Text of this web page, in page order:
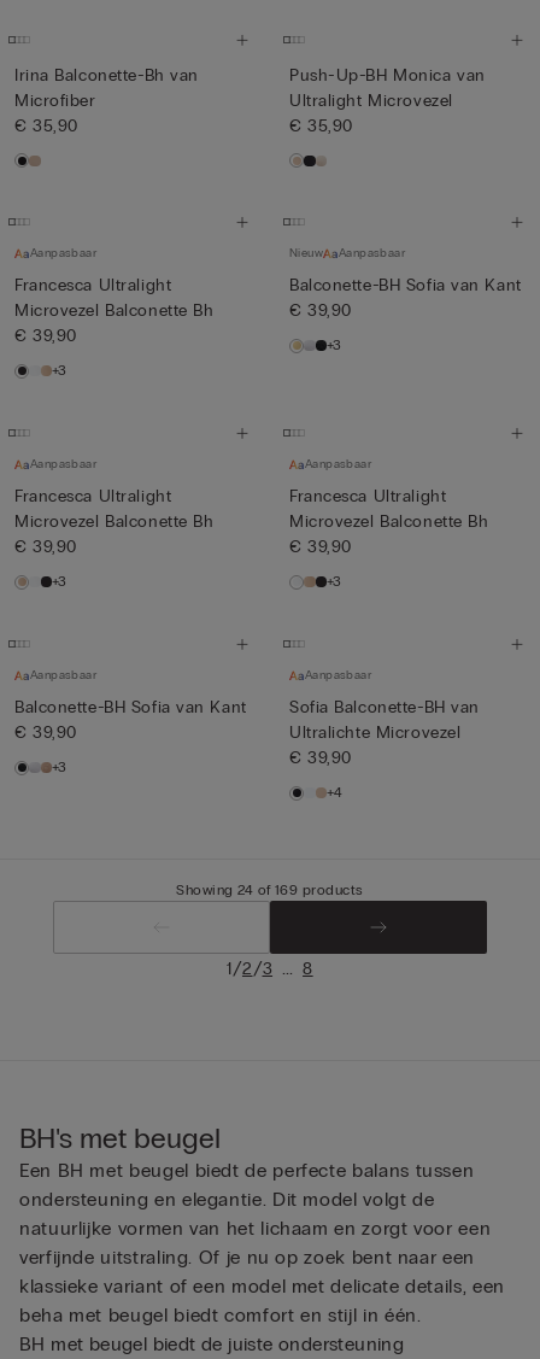
Irina Balconette-Bh van
Microfiber
€ 35,90
Push-Up-BH Monica van
Ultralight Microvezel
€ 35,90
Aanpasbaar
Francesca Ultralight
Microvezel Balconette Bh
€ 39,90
+3
Nieuw Aanpasbaar
Balconette-BH Sofia van Kant
€ 39,90
+3
Aanpasbaar
Francesca Ultralight
Microvezel Balconette Bh
€ 39,90
+3
Aanpasbaar
Francesca Ultralight
Microvezel Balconette Bh
€ 39,90
+3
Aanpasbaar
Balconette-BH Sofia van Kant
€ 39,90
+3
Aanpasbaar
Sofia Balconette-BH van
Ultralichte Microvezel
€ 39,90
+4
Showing 24 of 169 products
1/2/3 ... 8
BH's met beugel
Een BH met beugel biedt de perfecte balans tussen
ondersteuning en elegantie. Dit model volgt de
natuurlijke vormen van het lichaam en zorgt voor een
verfijnde uitstraling. Of je nu op zoek bent naar een
klassieke variant of een model met delicate details, een
beha met beugel biedt comfort en stijl in één.
BH met beugel biedt de juiste ondersteuning